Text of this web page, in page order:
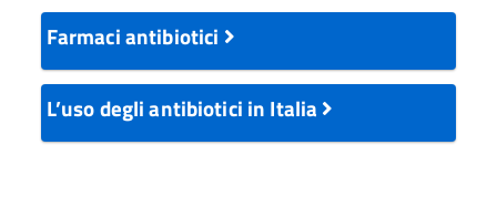
Farmaci antibiotici
L’uso degli antibiotici in Italia